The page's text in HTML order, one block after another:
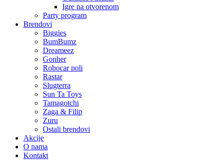
Igre na otvorenom
Party program
Brendovi
Biggies
BumBumz
Dreameez
Gonher
Robocar poli
Rastar
Slugterra
Sun Ta Toys
Tamagotchi
Zaga & Filip
Zuru
Ostali brendovi
Akcije
O nama
Kontakt